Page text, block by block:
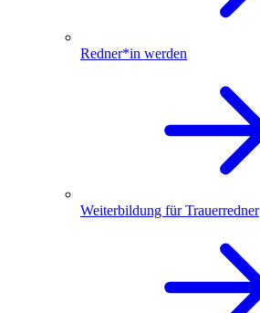
Redner*in werden
Weiterbildung für Trauerredner